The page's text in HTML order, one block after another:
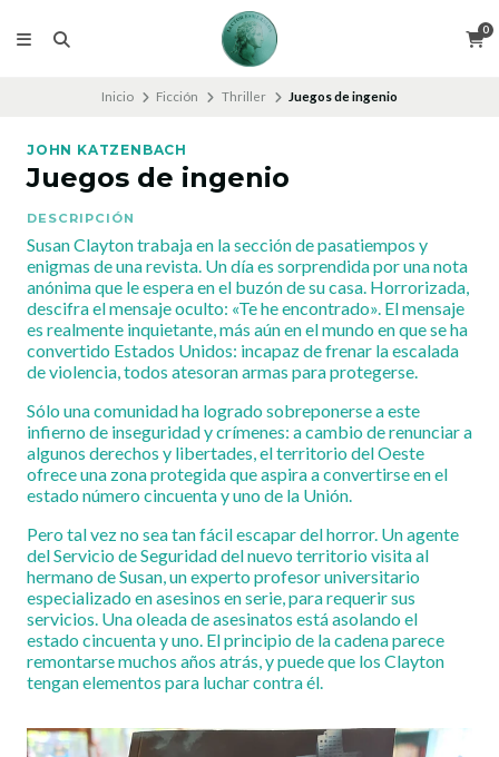
0
Inicio Ficción Thriller Juegos de ingenio
JOHN KATZENBACH
Juegos de ingenio
DESCRIPCIÓN
Susan Clayton trabaja en la sección de pasatiempos y
enigmas de una revista. Un día es sorprendida por una nota
anónima que le espera en el buzón de su casa. Horrorizada,
descifra el mensaje oculto: «Te he encontrado». El mensaje
es realmente inquietante, más aún en el mundo en que se ha
convertido Estados Unidos: incapaz de frenar la escalada
de violencia, todos atesoran armas para protegerse.
Sólo una comunidad ha logrado sobreponerse a este
infierno de inseguridad y crímenes: a cambio de renunciar a
algunos derechos y libertades, el territorio del Oeste
ofrece una zona protegida que aspira a convertirse en el
estado número cincuenta y uno de la Unión.
Pero tal vez no sea tan fácil escapar del horror. Un agente
del Servicio de Seguridad del nuevo territorio visita al
hermano de Susan, un experto profesor universitario
especializado en asesinos en serie, para requerir sus
servicios. Una oleada de asesinatos está asolando el
estado cincuenta y uno. El principio de la cadena parece
remontarse muchos años atrás, y puede que los Clayton
tengan elementos para luchar contra él.